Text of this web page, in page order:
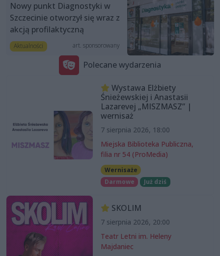
Nowy punkt Diagnostyki w
Szczecinie otworzył się wraz z
akcją profilaktyczną
Aktualności art. sponsorowany
Polecane wydarzenia
Wystawa Elżbiety
Śnieżewskiej i Anastasii
Lazarevej „MISZMASZ” |
wernisaż
7 sierpnia 2026, 18:00
Miejska Biblioteka Publiczna,
filia nr 54 (ProMedia)
Wernisaże
Darmowe
Już dziś
SKOLIM
7 sierpnia 2026, 20:00
Teatr Letni im. Heleny
Majdaniec